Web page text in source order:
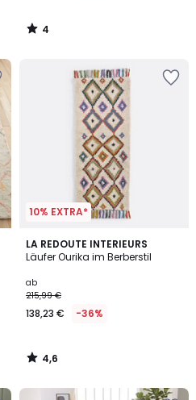
4
/
10% EXTRA*
LA REDOUTE INTERIEURS
Läufer Ourika im Berberstil
ab
215,99 €
138,23 € -36%
4,6
/ 5
4,6
/